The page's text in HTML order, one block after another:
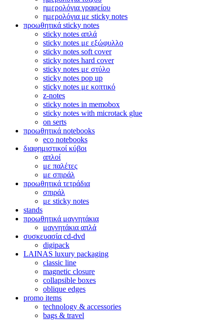
ημερολόγια γραφείου
ημερολόγια με sticky notes
προωθητικά sticky notes
sticky notes απλά
sticky notes με εξώφυλλο
sticky notes soft cover
sticky notes hard cover
sticky notes με στύλο
sticky notes pop up
sticky notes με κοπτικό
z-notes
sticky notes in memobox
sticky notes with microtack glue
on serts
προωθητικά notebooks
eco notebooks
διαφημιστικοί κύβοι
απλοί
με παλέτες
με σπιράλ
προωθητικά τετράδια
σπιράλ
με sticky notes
stands
προωθητικά μαγνητάκια
μαγνητάκια απλά
συσκευασία cd-dvd
digipack
LAINAS luxury packaging
classic line
magnetic closure
collapsible boxes
oblique edges
promo items
technology & accessories
bags & travel